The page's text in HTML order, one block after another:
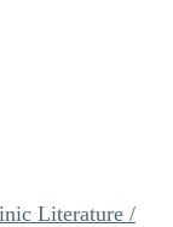
Literature /